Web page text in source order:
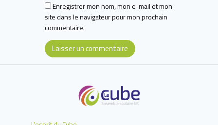
Enregistrer mon nom, mon e-mail et mon
site dans le navigateur pour mon prochain
commentaire.